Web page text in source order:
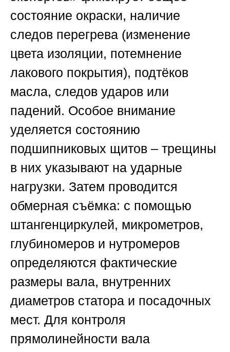
состояние окраски, наличие
следов перегрева (изменение
цвета изоляции, потемнение
лакового покрытия), подтёков
масла, следов ударов или
падений. Особое внимание
уделяется состоянию
подшипниковых щитов – трещины
в них указывают на ударные
нагрузки. Затем проводится
обмерная съёмка: с помощью
штангенциркулей, микрометров,
глубиномеров и нутромеров
определяются фактические
размеры вала, внутренних
диаметров статора и посадочных
мест. Для контроля
прямолинейности вала